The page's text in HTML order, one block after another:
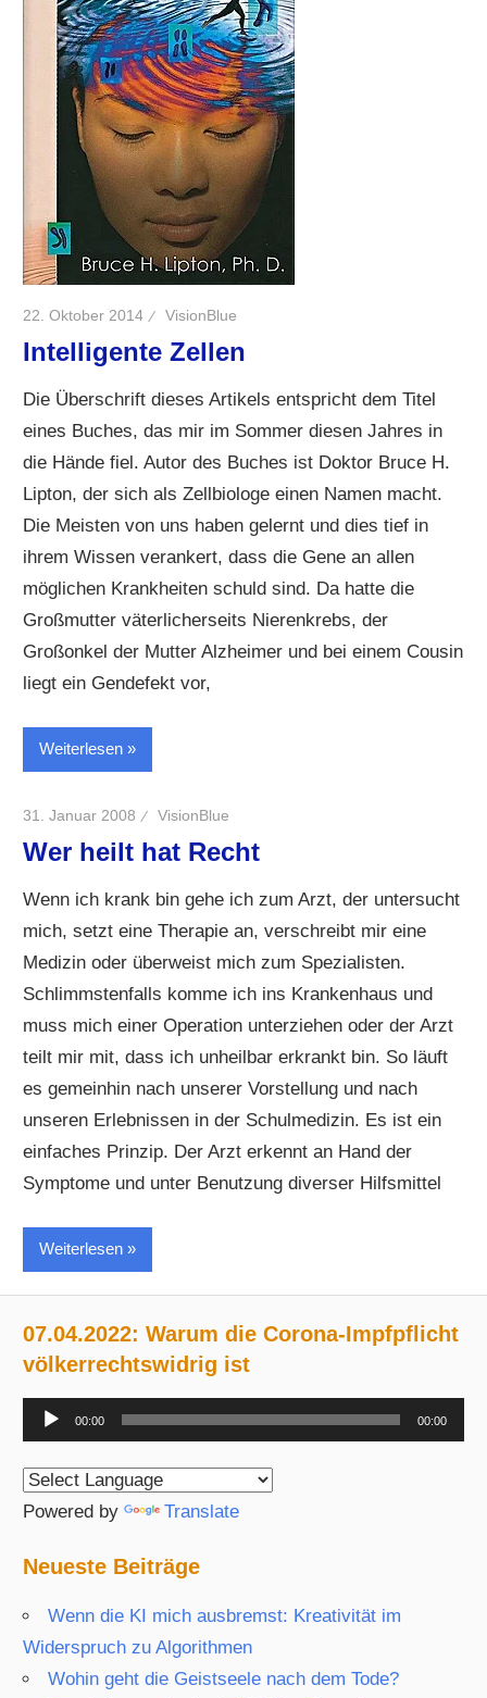
22. Oktober 2014 VisionBlue
Intelligente Zellen
Die Überschrift dieses Artikels entspricht dem Titel
eines Buches, das mir im Sommer diesen Jahres in
die Hände fiel. Autor des Buches ist Doktor Bruce H.
Lipton, der sich als Zellbiologe einen Namen macht.
Die Meisten von uns haben gelernt und dies tief in
ihrem Wissen verankert, dass die Gene an allen
möglichen Krankheiten schuld sind. Da hatte die
Großmutter väterlicherseits Nierenkrebs, der
Großonkel der Mutter Alzheimer und bei einem Cousin
liegt ein Gendefekt vor,
Weiterlesen
31. Januar 2008 VisionBlue
Wer heilt hat Recht
Wenn ich krank bin gehe ich zum Arzt, der untersucht
mich, setzt eine Therapie an, verschreibt mir eine
Medizin oder überweist mich zum Spezialisten.
Schlimmstenfalls komme ich ins Krankenhaus und
muss mich einer Operation unterziehen oder der Arzt
teilt mir mit, dass ich unheilbar erkrankt bin. So läuft
es gemeinhin nach unserer Vorstellung und nach
unseren Erlebnissen in der Schulmedizin. Es ist ein
einfaches Prinzip. Der Arzt erkennt an Hand der
Symptome und unter Benutzung diverser Hilfsmittel
Weiterlesen
07.04.2022: Warum die Corona-Impfpflicht
völkerrechtswidrig ist
Audio-
Player
00:00 00:00
Powered by Translate
Neueste Beiträge
Wenn die KI mich ausbremst: Kreativität im
Widerspruch zu Algorithmen
Wohin geht die Geistseele nach dem Tode?